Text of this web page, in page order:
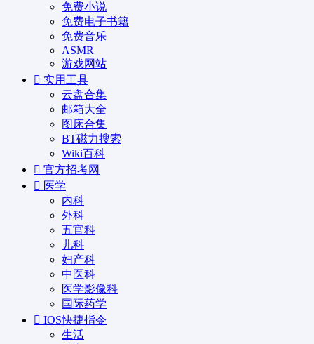
免费小说
免费电子书籍
免费音乐
ASMR
游戏网站
实用工具
云盘合集
邮箱大全
图床合集
BT磁力搜索
Wiki百科
官方招考网
医学
内科
外科
五官科
儿科
妇产科
中医科
医学影像科
国际药学
IOS快捷指令
生活